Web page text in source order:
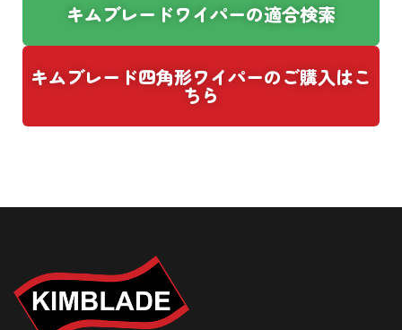
キムブレードワイパーの適合検索
キムブレード四角形ワイパーのご購入はこ
ちら